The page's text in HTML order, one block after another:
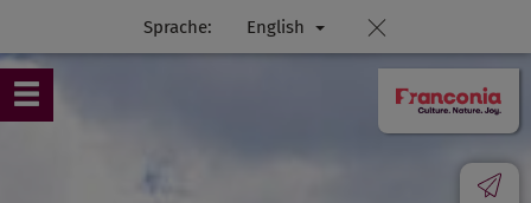
Sprache: English